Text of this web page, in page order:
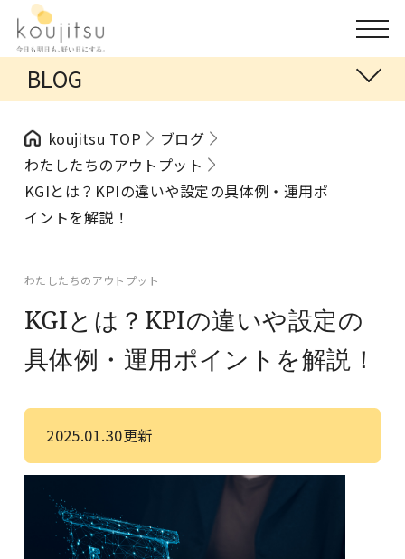
BLOG
koujitsu TOP
ブログ
わたしたちのアウトプット
KGIとは？KPIの違いや設定の具体例・運用ポ
イントを解説！
わたしたちのアウトプット
KGIとは？KPIの違いや設定の
具体例・運用ポイントを解説！
2025.01.30更新